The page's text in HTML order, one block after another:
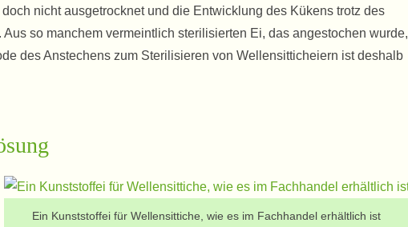
nicht ausgetrocknet und die Entwicklung des Kükens trotz des
so manchem vermeintlich sterilisierten Ei, das angestochen wurde,
des Anstechens zum Sterilisieren von Wellensitticheiern ist deshalb
Ein Kunststoffei für Wellensittiche, wie es im Fachhandel erhältlich ist